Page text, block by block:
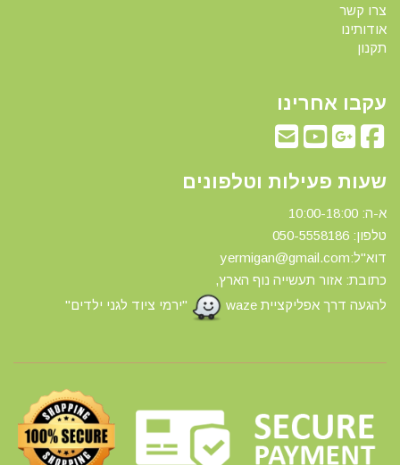
צרו קשר
אודותינו
תקנון
עקבו אחרינו
שעות פעילות וטלפונים
א-ה: 10:00-18:00
טלפון: 0 50-5558186
דוא"ל:yermigan@gmail.com
כתובת: אזור תעשייה נוף הארץ,
להגעה דרך אפליקציית waze
"ירמי ציוד לגני ילדים"